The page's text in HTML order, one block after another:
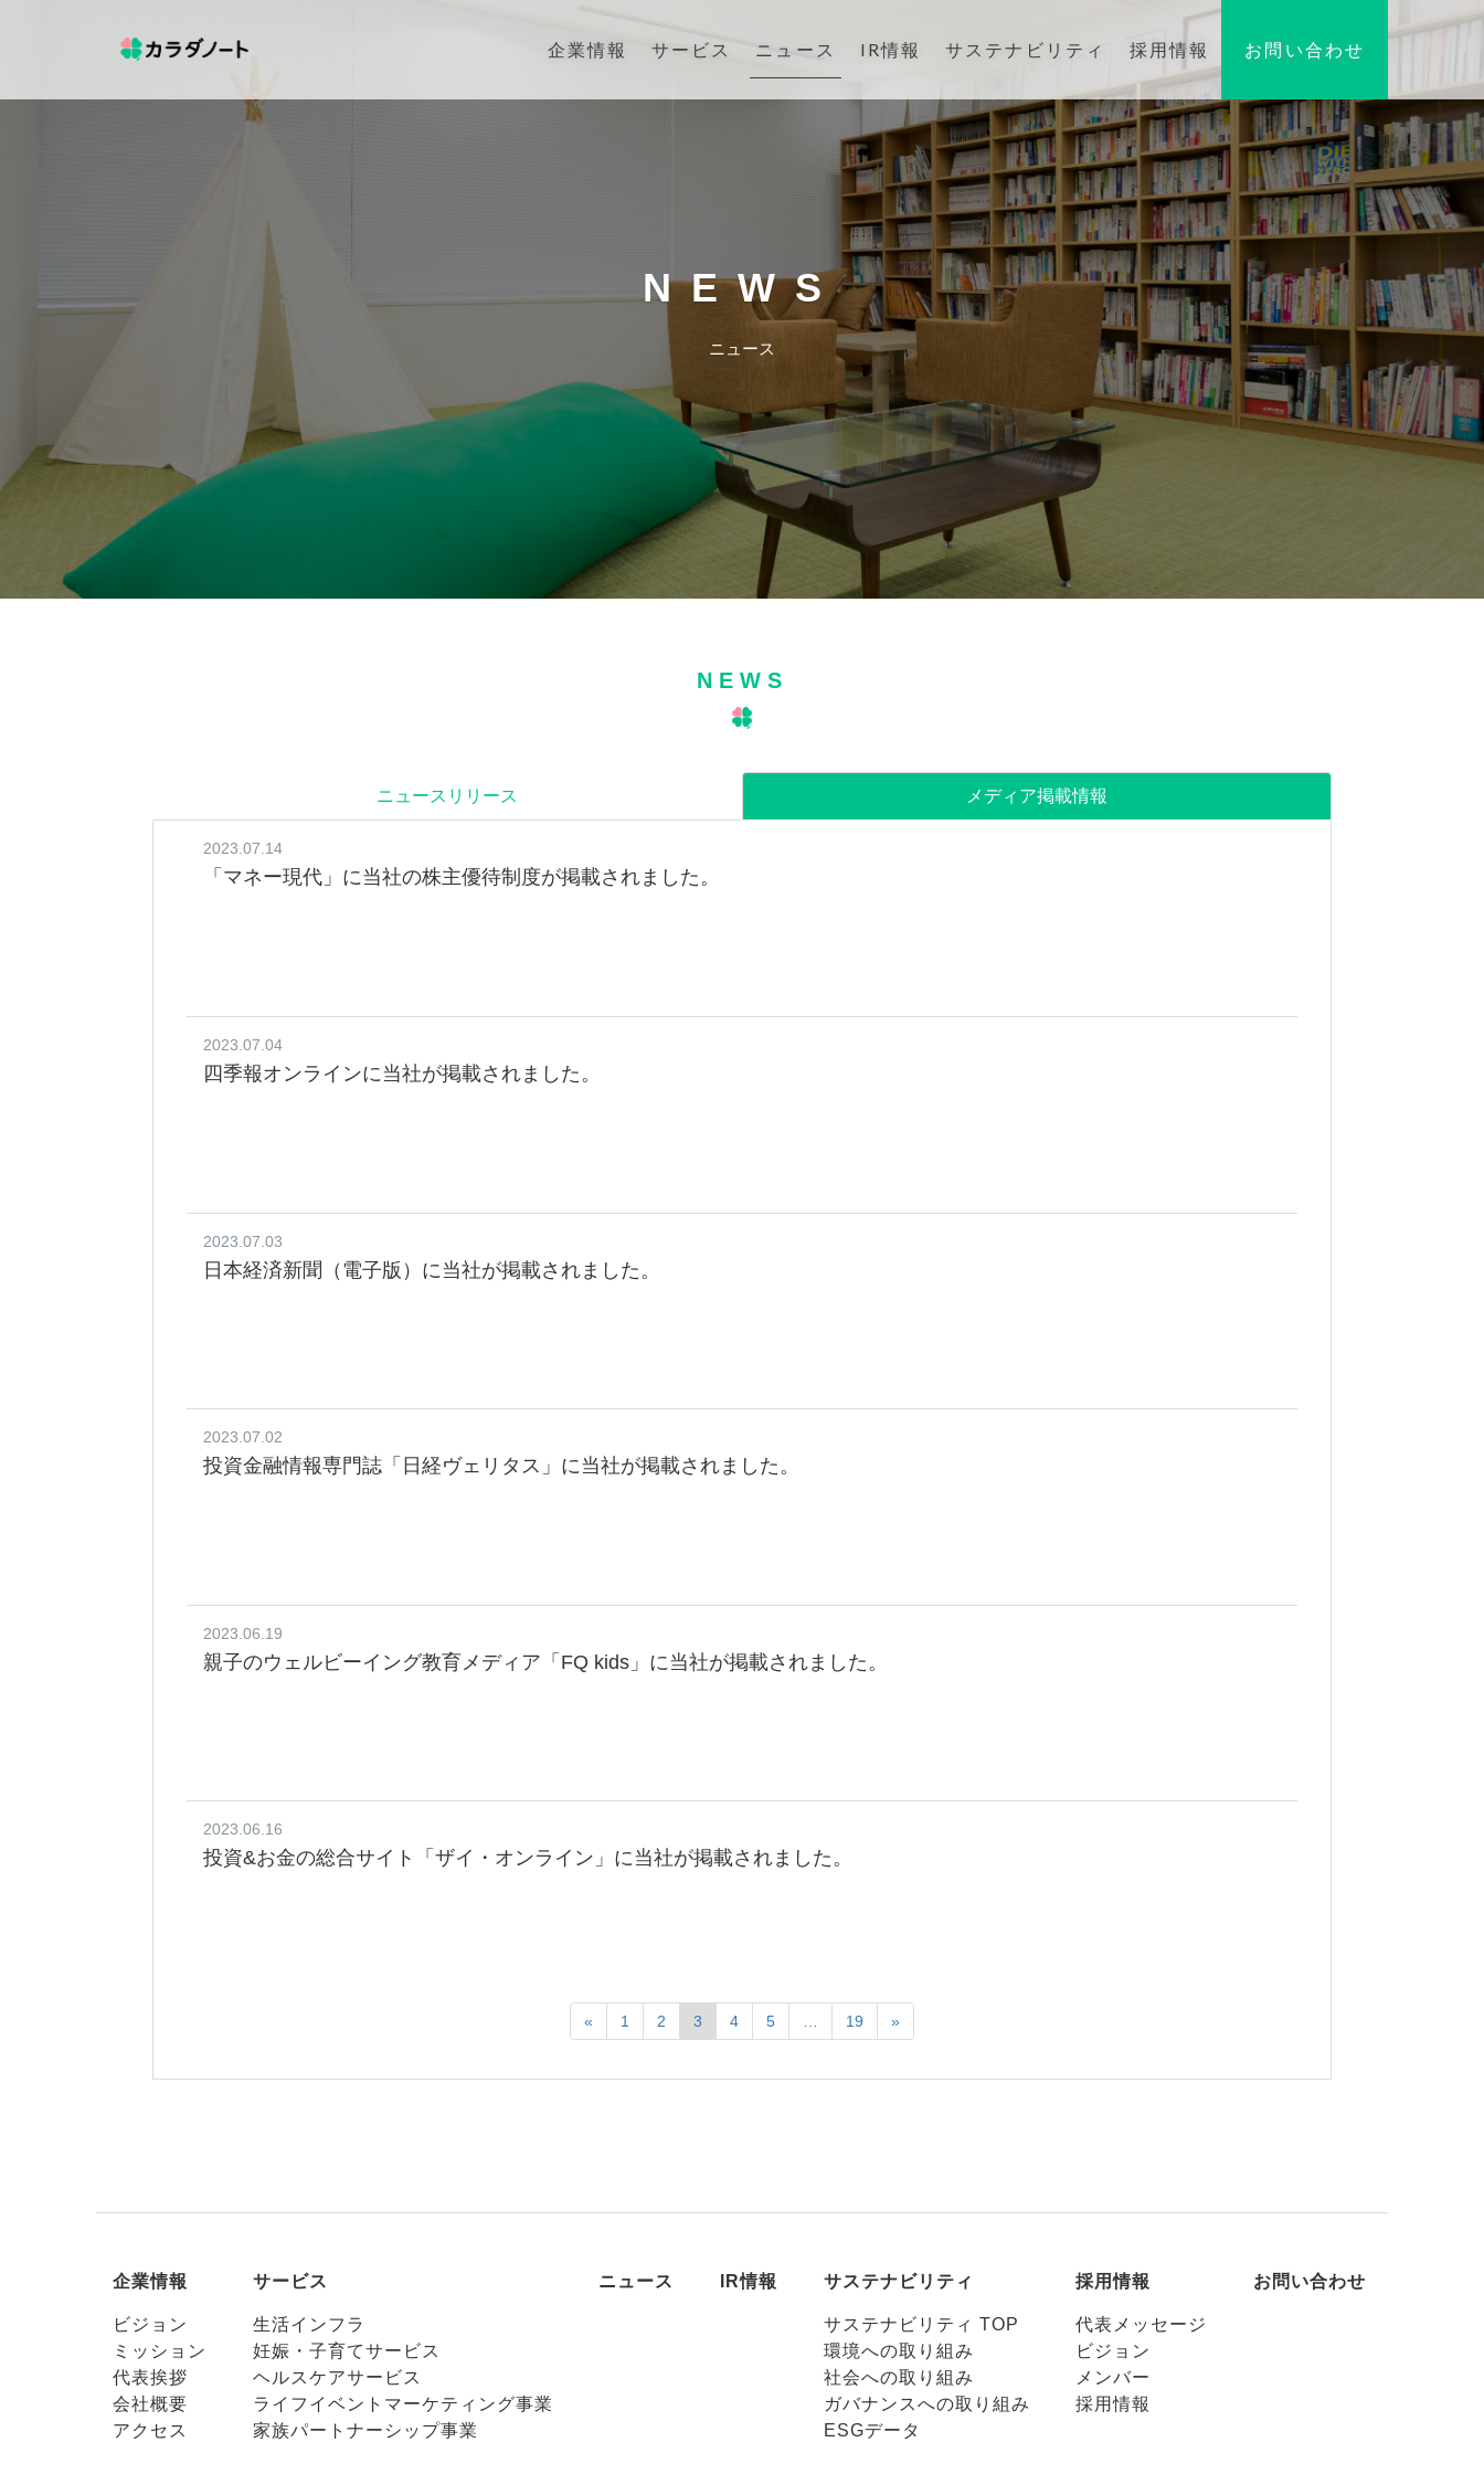
企業情報 サービス ニュース IR情報 サステナビリティ 採用情報 お問い合わせ
NEWS
ニュース
NEWS
ニュースリリース メディア掲載情報
2023.07.14
「マネー現代」に当社の株主優待制度が掲載されました。
2023.07.04
四季報オンラインに当社が掲載されました。
2023.07.03
日本経済新聞（電子版）に当社が掲載されました。
2023.07.02
投資金融情報専門誌「日経ヴェリタス」に当社が掲載されました。
2023.06.19
親子のウェルビーイング教育メディア「FQ kids」に当社が掲載されました。
2023.06.16
投資&お金の総合サイト「ザイ・オンライン」に当社が掲載されました。
« 1 2 3 4 5 19 »
企業情報
ビジョン
ミッション
代表挨拶
会社概要
アクセス
サービス
生活インフラ
妊娠・子育てサービス
ヘルスケアサービス
ライフイベントマーケティング事業
家族パートナーシップ事業
ニュース IR情報 サステナビリティ
サステナビリティ TOP
環境への取り組み
社会への取り組み
ガバナンスへの取り組み
ESGデータ
採用情報
代表メッセージ
ビジョン
メンバー
採用情報
お問い合わせ